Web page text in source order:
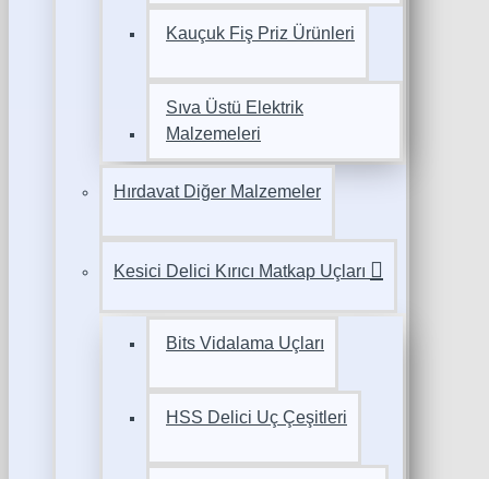
Kauçuk Fiş Priz Ürünleri
Sıva Üstü Elektrik
Malzemeleri
Hırdavat Diğer Malzemeler
Kesici Delici Kırıcı Matkap Uçları
Bits Vidalama Uçları
HSS Delici Uç Çeşitleri